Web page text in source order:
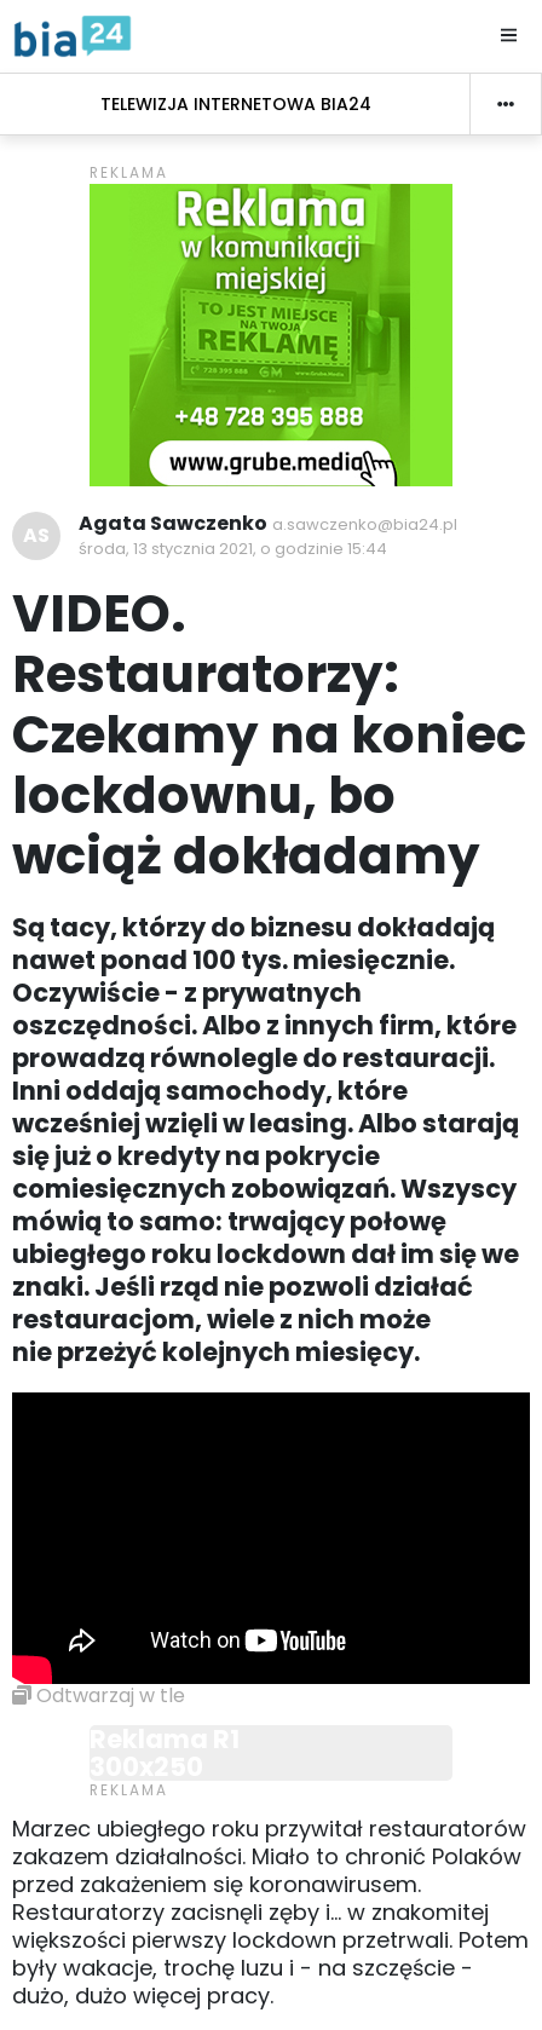
TELEWIZJA INTERNETOWA BIA24
AS Agata Sawczenko a.sawczenko@bia24.pl
środa, 13 stycznia 2021, o godzinie 15:44
VIDEO.
Restauratorzy:
Czekamy na koniec
lockdownu, bo
wciąż dokładamy
Są tacy, którzy do biznesu dokładają
nawet ponad 100 tys. miesięcznie.
Oczywiście - z prywatnych
oszczędności. Albo z innych firm, które
prowadzą równolegle do restauracji.
Inni oddają samochody, które
wcześniej wzięli w leasing. Albo starają
się już o kredyty na pokrycie
comiesięcznych zobowiązań. Wszyscy
mówią to samo: trwający połowę
ubiegłego roku lockdown dał im się we
znaki. Jeśli rząd nie pozwoli działać
restauracjom, wiele z nich może
nie przeżyć kolejnych miesięcy.
Odtwarzaj w tle
Marzec ubiegłego roku przywitał restauratorów
zakazem działalności. Miało to chronić Polaków
przed zakażeniem się koronawirusem.
Restauratorzy zacisnęli zęby i... w znakomitej
większości pierwszy lockdown przetrwali. Potem
były wakacje, trochę luzu i - na szczęście -
dużo, dużo więcej pracy.